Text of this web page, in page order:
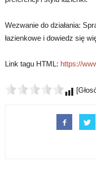
Wezwanie do działania:
łazienkowe i dowiedz się
Link tagu HTML: https://